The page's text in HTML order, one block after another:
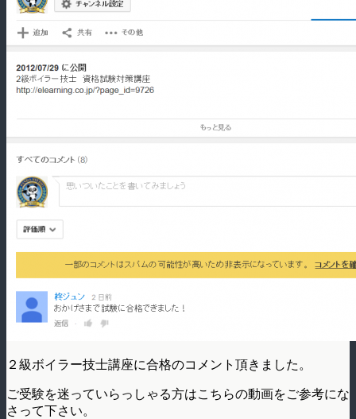
２級ボイラー技士講座に合格のコメント頂きました。
ご受験を迷っていらっしゃる方はこちらの動画をご参考にな
さって下さい。